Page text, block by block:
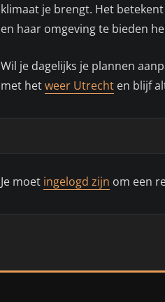
klimaat je brengt. Het
en haar omgeving te bieden
Wil je dagelijks je plannen
met hetweer Utrecht en blijf
Je moet ingelogd zijn om een